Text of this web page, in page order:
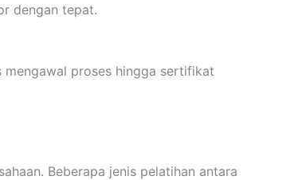
dengan tepat.
proses hingga sertifikat
Beberapa jenis pelatihan antara